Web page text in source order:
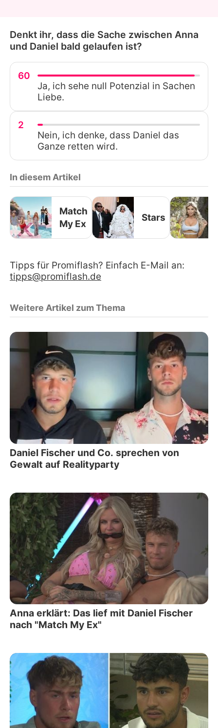
Denkt ihr, dass die Sache zwischen Anna
und Daniel bald gelaufen ist?
60
Ja, ich sehe null Potenzial in Sachen
Liebe.
2
Nein, ich denke, dass Daniel das
Ganze retten wird.
In diesem Artikel
Match
My Ex
Stars
Tipps für Promiflash? Einfach E-Mail an:
tipps@promiflash.de
Weitere Artikel zum Thema
Daniel Fischer und Co. sprechen von
Gewalt auf Realityparty
Anna erklärt: Das lief mit Daniel Fischer
nach "Match My Ex"